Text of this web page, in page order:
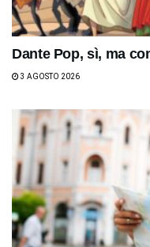
Dante Pop, sì, ma
3 AGOSTO 2026